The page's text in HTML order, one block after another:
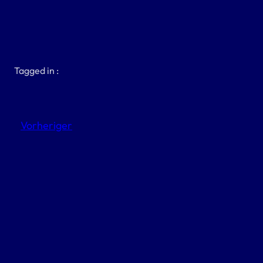
Tagged in :
Vorheriger